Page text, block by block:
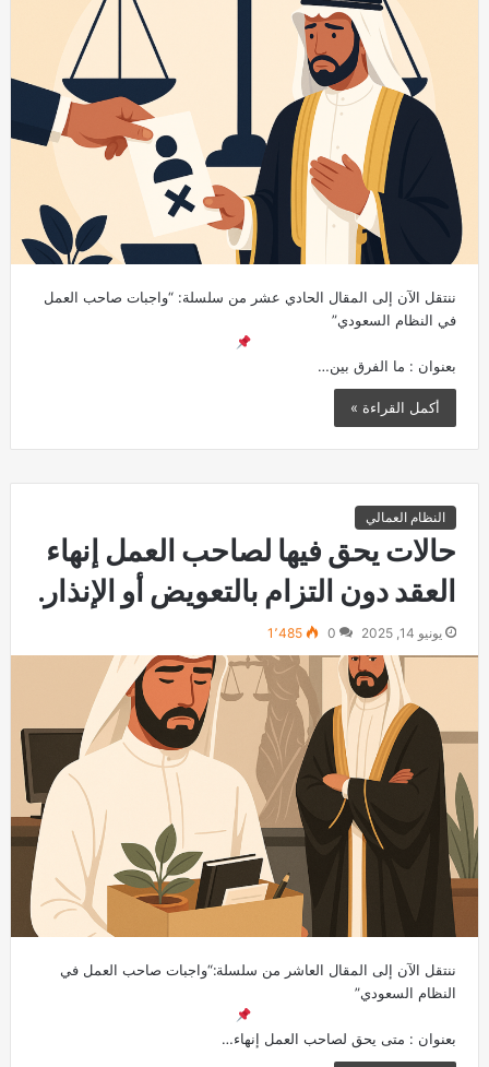
ننتقل الآن إلى المقال الحادي عشر من سلسلة: “واجبات صاحب العمل
في النظام السعودي”
بعنوان : ما الفرق بين…
أكمل القراءة »
النظام العمالي
حالات يحق فيها لصاحب العمل إنهاء
العقد دون التزام بالتعويض أو الإنذار.
يونيو 14, 2025 0 1٬485
ننتقل الآن إلى المقال العاشر من سلسلة:“واجبات صاحب العمل في
النظام السعودي”
بعنوان : متى يحق لصاحب العمل إنهاء…